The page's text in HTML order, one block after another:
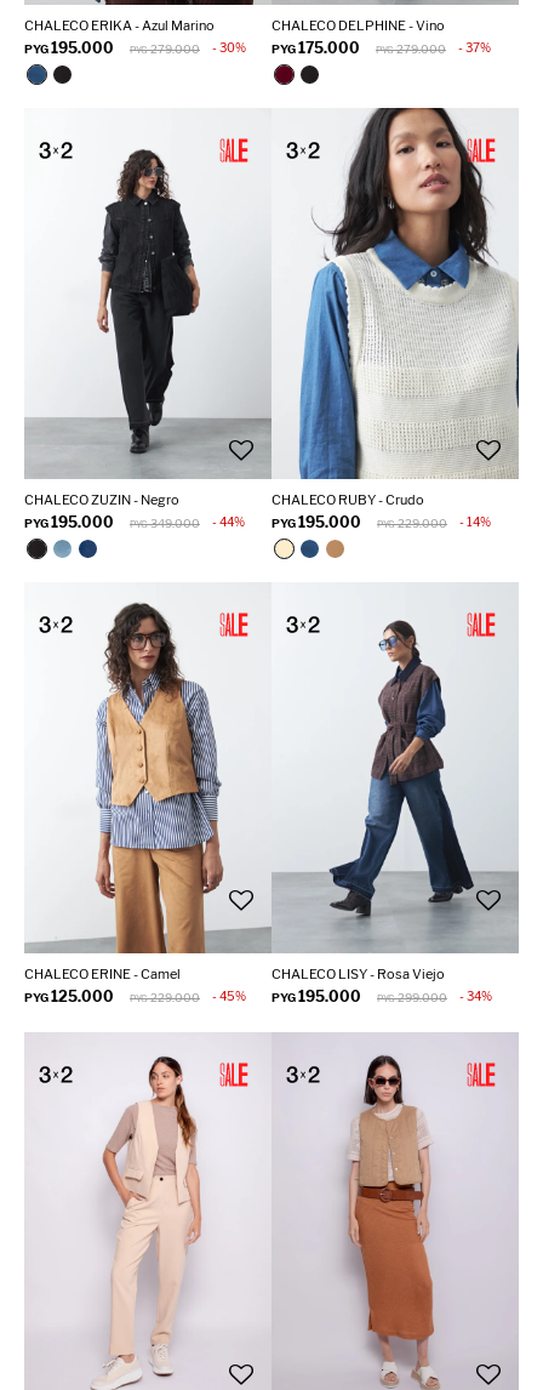
CHALECO ERIKA - Azul Marino
PYG195.000 PYG 279.000 30
CHALECO DELPHINE - Vino
PYG175.000 PYG 279.000 37
CHALECO ZUZIN - Negro
PYG195.000 PYG 349.000 44
CHALECO RUBY - Crudo
PYG195.000 PYG 229.000 14
CHALECO ERINE - Camel
PYG125.000 PYG 229.000 45
CHALECO LISY - Rosa Viejo
PYG195.000 PYG 299.000 34